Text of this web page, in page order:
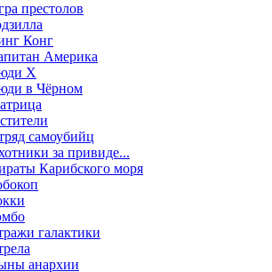
престолов
Конг
Америка
X
в Чёрном
самоубийц
за привиде...
Карибского моря
галактики
анархии